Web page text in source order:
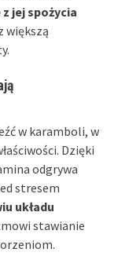
jej spożycia
większą
w karamboli, w
Dzięki
odgrywa
stresem
układu
stawianie